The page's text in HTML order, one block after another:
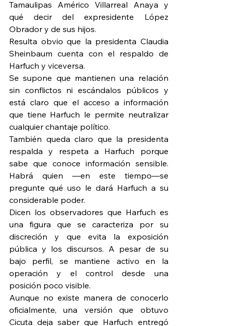
Tamaulipas Américo Villarreal Anaya y
qué decir del expresidente López
Obrador y de sus hijos.
Resulta obvio que la presidenta Claudia
Sheinbaum cuenta con el respaldo de
Harfuch y viceversa.
Se supone que mantienen una relación
sin conflictos ni escándalos públicos y
está claro que el acceso a información
que tiene Harfuch le permite neutralizar
cualquier chantaje político.
También queda claro que la presidenta
respalda y respeta a Harfuch porque
sabe que conoce información sensible.
Habrá quien —en este tiempo—se
pregunte qué uso le dará Harfuch a su
considerable poder.
Dicen los observadores que Harfuch es
una figura que se caracteriza por su
discreción y que evita la exposición
pública y los discursos. A pesar de su
bajo perfil, se mantiene activo en la
operación y el control desde una
posición poco visible.
Aunque no existe manera de conocerlo
oficialmente, una versión que obtuvo
Cicuta deja saber que Harfuch entregó